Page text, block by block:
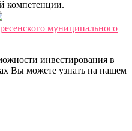
компетенции.
муниципального
инвестирования в
Вы можете узнать на нашем